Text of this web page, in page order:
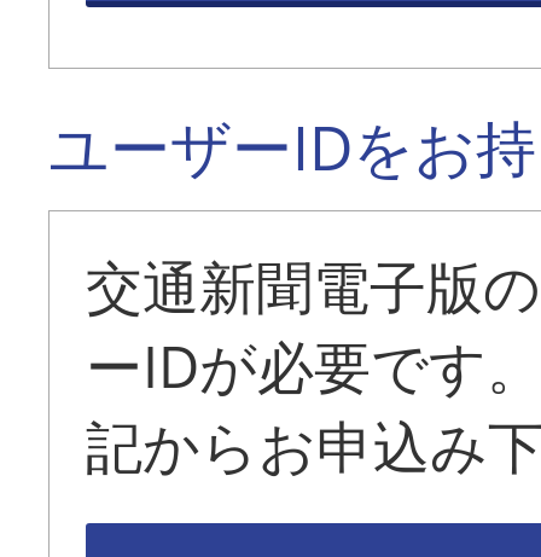
ユーザーIDをお
交通新聞電子版
ーIDが必要です
記からお申込み